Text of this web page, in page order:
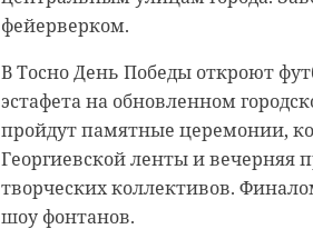
фейерверком.
В Тосно День Победы откроют
эстафета на обновленном
пройдут памятные церемонии,
Георгиевской ленты и вечерняя
творческих коллективов.
шоу фонтанов.